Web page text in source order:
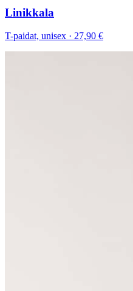
Linikkala
T-paidat, unisex · 27,90 €